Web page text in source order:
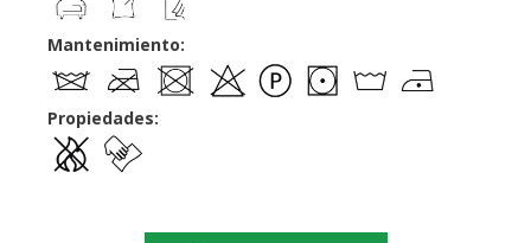
Mantenimiento:
Propiedades: